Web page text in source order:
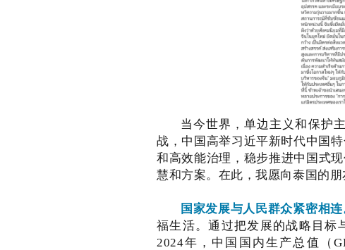
当今世界，单边主义和保护
战，中国高举习近平新时代中国
和高效能治理，稳步推进中国式
慧和方案。在此，我愿向泰国的朋
国家发展与人民群众紧密相连
福生活。通过把发展的战略目标
2024年，中国国内生产总值（